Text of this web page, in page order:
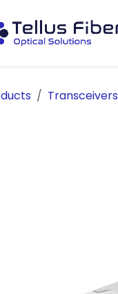
Transceivers